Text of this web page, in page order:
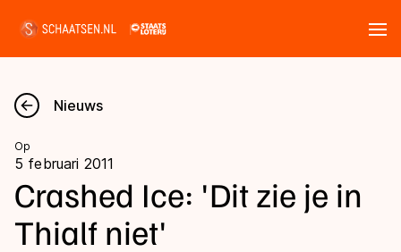
Nieuws
Kalender
Disciplines
Nieuws
Op
5 februari 2011
Crashed Ice: 'Dit zie je in
Thialf niet'